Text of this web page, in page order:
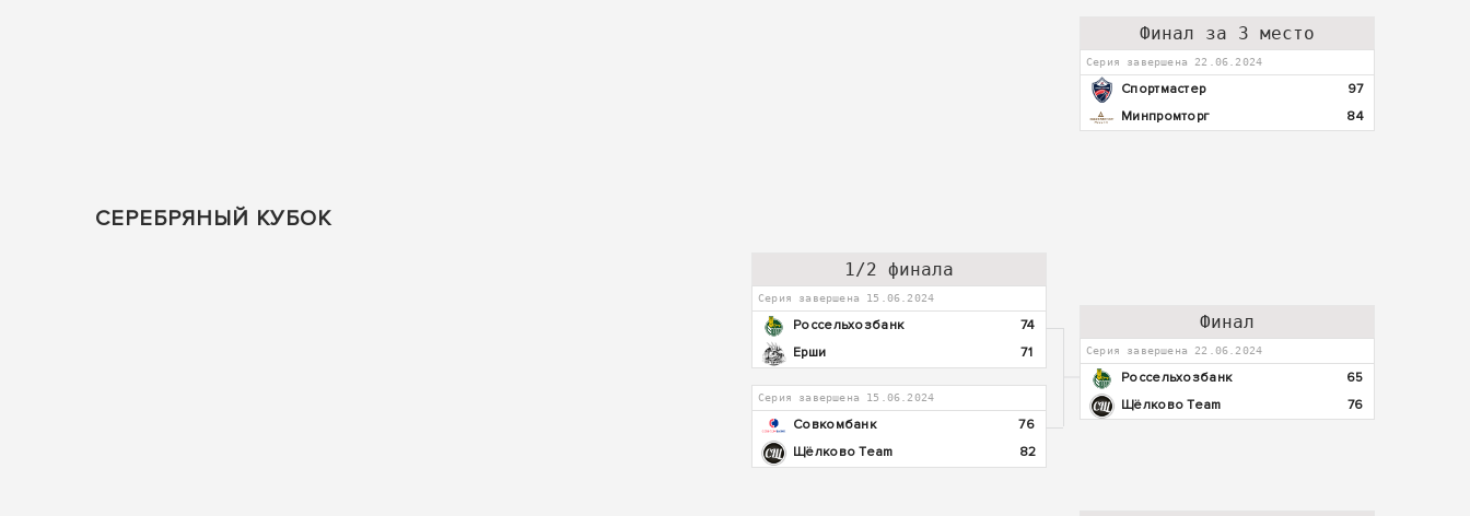
Финал за 3 место
Серия завершена 22.06.2024
Спортмастер
97
Минпромторг
84
СЕРЕБРЯНЫЙ КУБОК
1/2 финала
Серия завершена 15.06.2024
Россельхозбанк
74
Ерши
71
Серия завершена 15.06.2024
Совкомбанк
76
Щёлково Team
82
Финал
Серия завершена 22.06.2024
Россельхозбанк
65
Щёлково Team
76